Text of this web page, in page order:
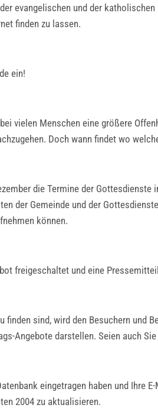
evangelischen und der
finden zu lassen.
ein!
vielen Menschen eine größere
Doch wann findet wo
die Termine der
der Gemeinde und der
können.
freigeschaltet und eine
finden sind, wird den Besuchern
Angebote darstellen. Seien auch
eingetragen haben und Ihre
2004 zu aktualisieren.